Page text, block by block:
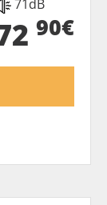
71dB
90€